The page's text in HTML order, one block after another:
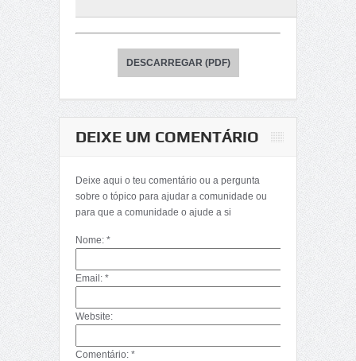
DESCARREGAR (PDF)
DEIXE UM COMENTÁRIO
Deixe aqui o teu comentário ou a pergunta
sobre o tópico para ajudar a comunidade ou
para que a comunidade o ajude a si
Nome: *
Email: *
Website:
Comentário: *